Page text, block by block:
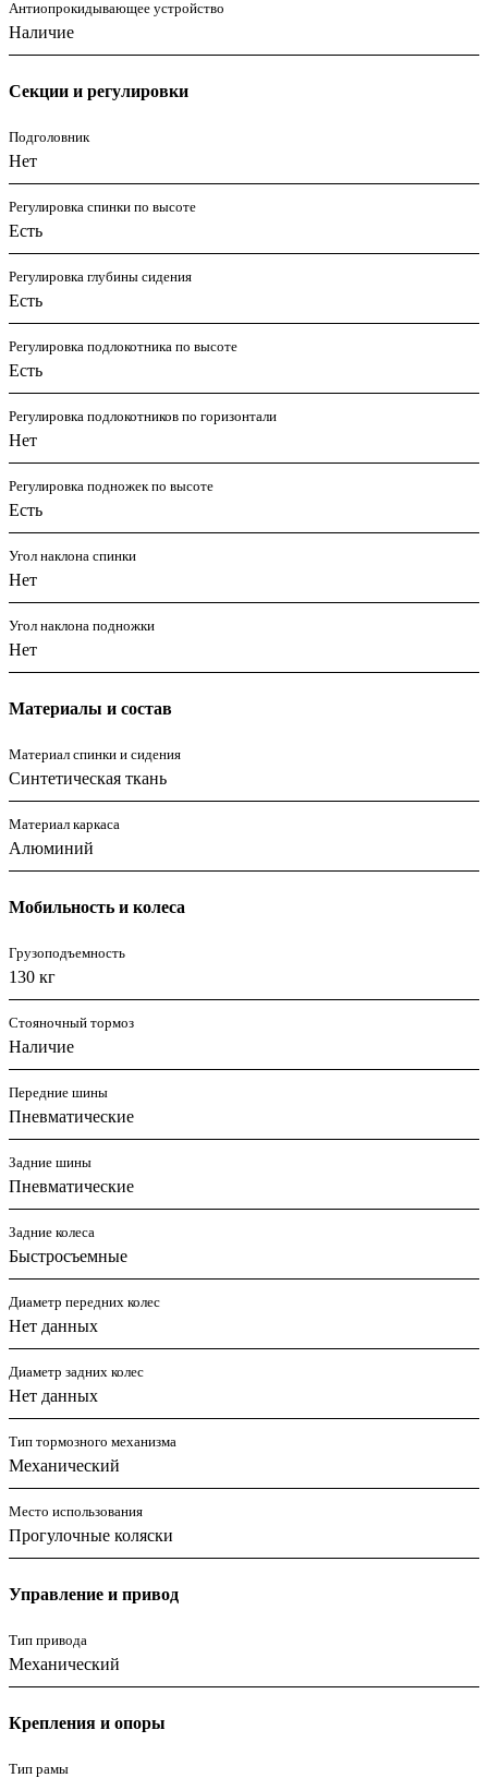
Антиопрокидывающее устройство
Наличие
Секции и регулировки
Подголовник
Нет
Регулировка спинки по высоте
Есть
Регулировка глубины сидения
Есть
Регулировка подлокотника по высоте
Есть
Регулировка подлокотников по горизонтали
Нет
Регулировка подножек по высоте
Есть
Угол наклона спинки
Нет
Угол наклона подножки
Нет
Материалы и состав
Материал спинки и сидения
Синтетическая ткань
Материал каркаса
Алюминий
Мобильность и колеса
Грузоподъемность
130 кг
Стояночный тормоз
Наличие
Передние шины
Пневматические
Задние шины
Пневматические
Задние колеса
Быстросъемные
Диаметр передних колес
Нет данных
Диаметр задних колес
Нет данных
Тип тормозного механизма
Механический
Место использования
Прогулочные коляски
Управление и привод
Тип привода
Механический
Крепления и опоры
Тип рамы